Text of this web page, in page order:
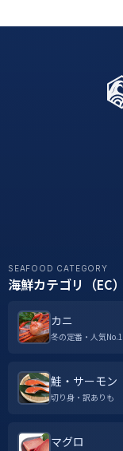
SEAFOOD CATEGORY
海鮮カテゴリ（EC）
カニ
冬の定番・人気No.1
鮭・サーモン
切り身・訳ありも
マグロ